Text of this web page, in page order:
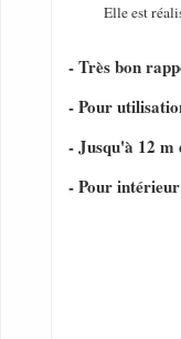
Elle est
- Très bon
- Pour
- Jusqu'à 12 m
- Pour